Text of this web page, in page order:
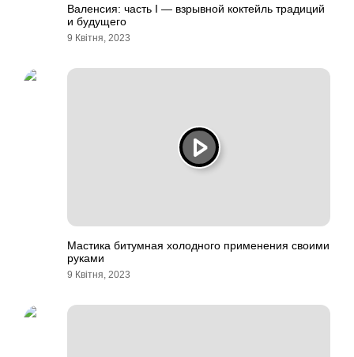
Валенсия: часть I — взрывной коктейль традиций
и будущего
9 Квітня, 2023
Мастика битумная холодного применения своими
руками
9 Квітня, 2023